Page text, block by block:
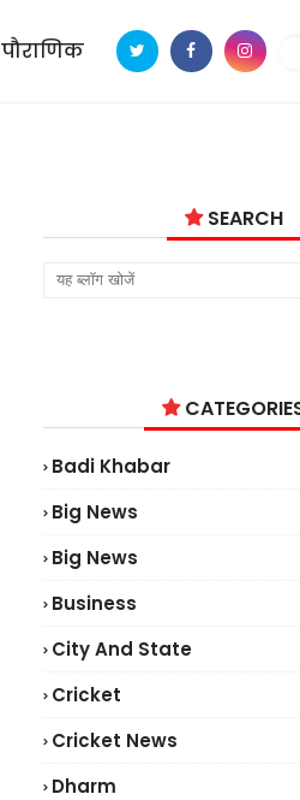
पौराणिक
SEARCH
Badi Khabar
Big News
Big News
Business
City And State
Cricket
Cricket News
Dharm